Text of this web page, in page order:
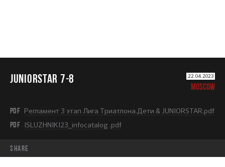
JUNIORSTAR 7-8 22.04.2023
MOSCOW
PDF Регламент 3 этап Лига Триатлона.Дети & JUNIORSTAR.pdf
PDF ISLUZHNIKI23_infocatalog .pdf
share